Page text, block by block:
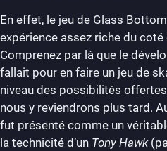
En effet, le jeu de Glass
expérience assez riche du
Comprenez par là que le
fallait pour en faire un jeu de
niveau des possibilités
nous y reviendrons plus tard.
fut présenté comme un
la technicité d’un Tony Hawk